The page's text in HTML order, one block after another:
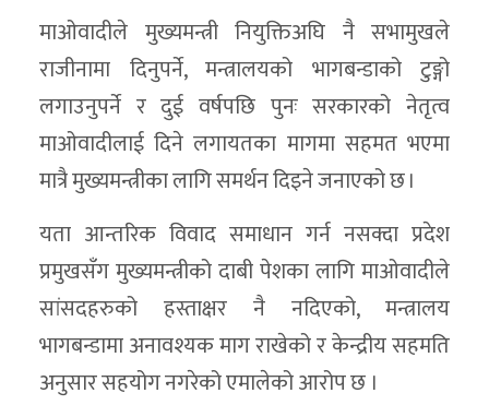
माओवादीले मुख्यमन्त्री नियुक्तिअघि नै सभामुखले
राजीनामा दिनुपर्ने, मन्त्रालयको भागबन्डाको टुङ्गो
लगाउनुपर्ने र दुई वर्षपछि पुनः सरकारको नेतृत्व
माओवादीलाई दिने लगायतका मागमा सहमत भएमा
मात्रै मुख्यमन्त्रीका लागि समर्थन दिइने जनाएको छ ।
यता आन्तरिक विवाद समाधान गर्न नसक्दा प्रदेश
प्रमुखसँग मुख्यमन्त्रीको दाबी पेशका लागि माओवादीले
सांसदहरुको हस्ताक्षर नै नदिएको, मन्त्रालय
भागबन्डामा अनावश्यक माग राखेको र केन्द्रीय सहमति
अनुसार सहयोग नगरेको एमालेको आरोप छ ।